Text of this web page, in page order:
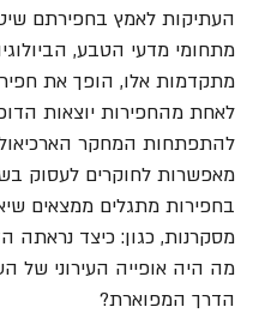
העתיקות לאמץ בחפירתם
מתחומי מדעי הטבע,
מתקדמות אלו, הופך את
לאחת מהחפירות יוצאות
להתפתחות המחקר
מאפשרות לחוקרים לעסוק
בחפירות מתגלים ממצאים
מסקרנות, כגון: כיצד
מה היה אופייה העירוני
הדרך המפוארת?